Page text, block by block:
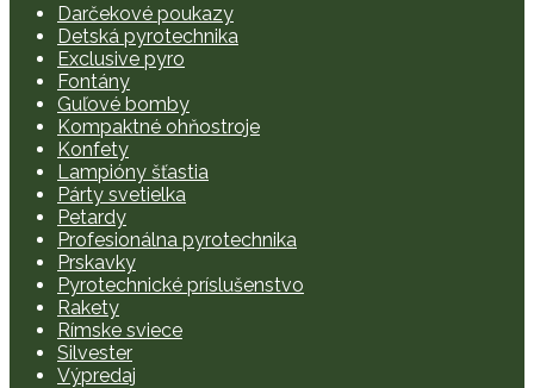
Darčekové poukazy
Detská pyrotechnika
Exclusive pyro
Fontány
Guľové bomby
Kompaktné ohňostroje
Konfety
Lampióny šťastia
Párty svetielka
Petardy
Profesionálna pyrotechnika
Prskavky
Pyrotechnické príslušenstvo
Rakety
Rímske sviece
Silvester
Výpredaj